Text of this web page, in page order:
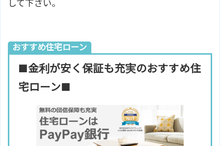
して下さい。
おすすめ住宅ローン
■金利が安く保証も充実のおすすめ住
宅ローン■